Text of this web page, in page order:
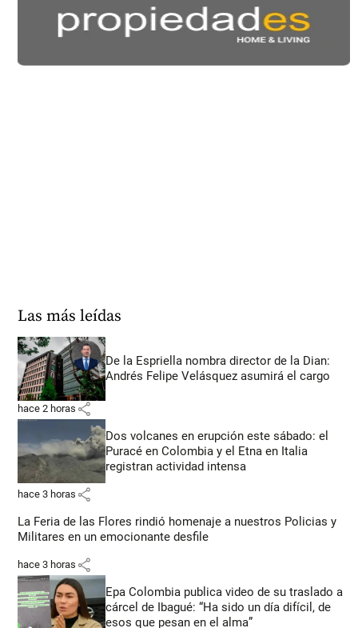
Las más leídas
De la Espriella nombra director de la Dian:
Andrés Felipe Velásquez asumirá el cargo
hace 2 horas share
Dos volcanes en erupción este sábado: el
Puracé en Colombia y el Etna en Italia
registran actividad intensa
hace 3 horas share
La Feria de las Flores rindió homenaje a nuestros Policias y
Militares en un emocionante desfile
hace 3 horas share
Epa Colombia publica video de su traslado a
cárcel de Ibagué: “Ha sido un día difícil, de
esos que pesan en el alma”